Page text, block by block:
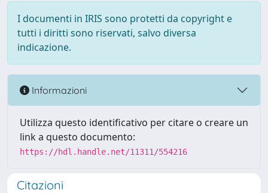
I documenti in IRIS sono protetti da copyright e
tutti i diritti sono riservati, salvo diversa
indicazione.
Informazioni
Utilizza questo identificativo per citare o creare un
link a questo documento:
https://hdl.handle.net/11311/554216
Citazioni